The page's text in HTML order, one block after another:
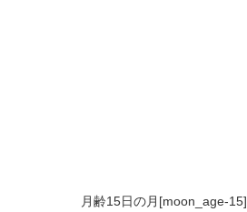
月齢15日の月[moon_age-15]